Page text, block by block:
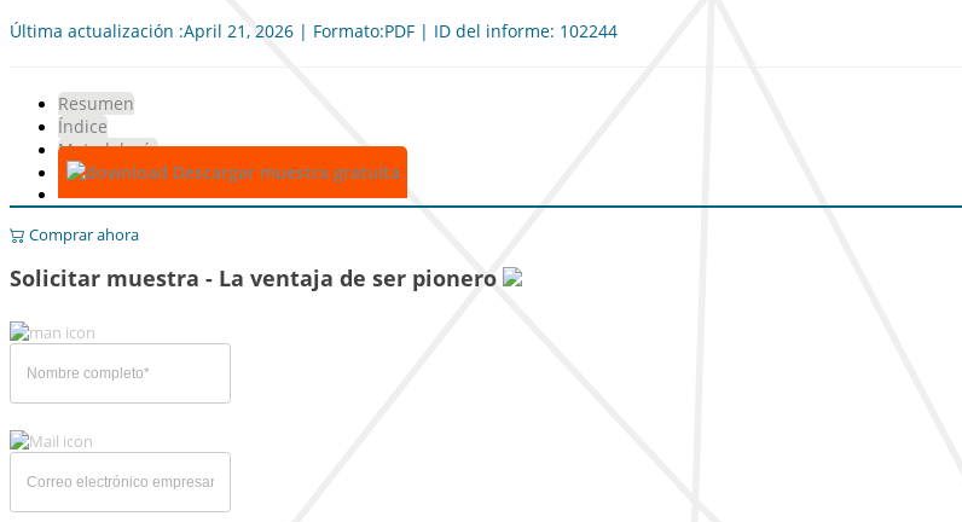
Última actualización :April 21, 2026 | Formato:PDF | ID del informe: 102244
Resumen
Índice
Metodología
Descargar muestra gratuita
Comprar ahora
Solicitar muestra - La ventaja de ser pionero